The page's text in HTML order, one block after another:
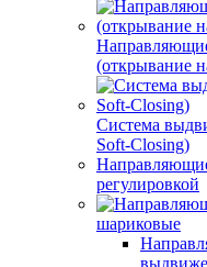
(открывание
Система
Soft-Closing)
регулировкой
шариковые